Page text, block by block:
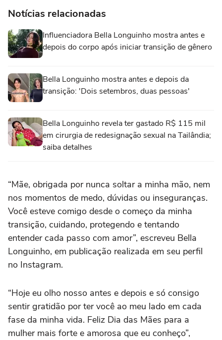
Notícias relacionadas
Influenciadora Bella Longuinho mostra antes e
depois do corpo após iniciar transição de gênero
Bella Longuinho mostra antes e depois da
transição: 'Dois setembros, duas pessoas'
Bella Longuinho revela ter gastado R$ 115 mil
em cirurgia de redesignação sexual na Tailândia;
saiba detalhes
“Mãe, obrigada por nunca soltar a minha mão, nem
nos momentos de medo, dúvidas ou inseguranças.
Você esteve comigo desde o começo da minha
transição, cuidando, protegendo e tentando
entender cada passo com amor”, escreveu Bella
Longuinho, em publicação realizada em seu perfil
no Instagram.
“Hoje eu olho nosso antes e depois e só consigo
sentir gratidão por ter você ao meu lado em cada
fase da minha vida. Feliz Dia das Mães para a
mulher mais forte e amorosa que eu conheço”,